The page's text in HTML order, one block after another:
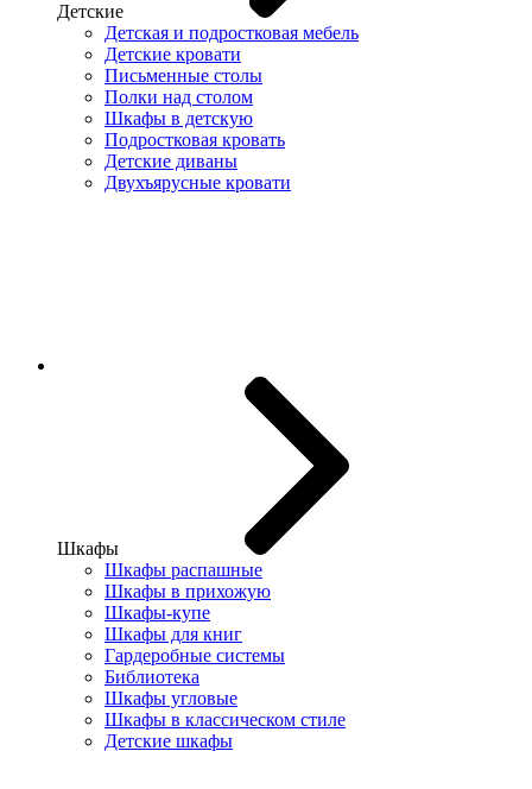
Детские
Детская и подростковая мебель
Детские кровати
Письменные столы
Полки над столом
Шкафы в детскую
Подростковая кровать
Детские диваны
Двухъярусные кровати
Шкафы
Шкафы распашные
Шкафы в прихожую
Шкафы-купе
Шкафы для книг
Гардеробные системы
Библиотека
Шкафы угловые
Шкафы в классическом стиле
Детские шкафы